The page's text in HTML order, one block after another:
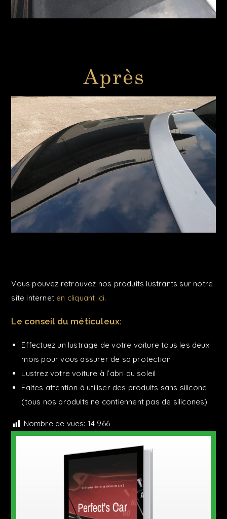
Vous pouvez retrouvez nos produits lustrants sur notre
site internet en cliquant ici.
Le conseil du méticuleux:
Effectuez un lustrage de votre voiture tous les deux
mois pour vous assurer de sa protection
Lustrez votre voiture à l’abri du soleil
Faites attention à utiliser des produits sans silicone
(tous nos produits ne contiennent pas de silicones)
Nombre de vues: 14 966